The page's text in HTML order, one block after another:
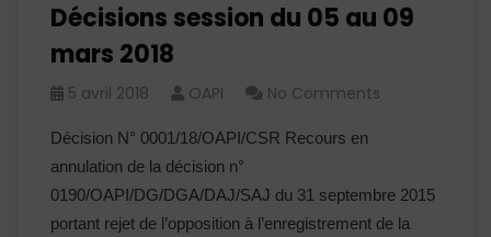
Décisions session du 05 au 09
mars 2018
5 avril 2018 OAPI No Comments
Décision N° 0001/18/OAPI/CSR Recours en
annulation de la décision n°
0190/OAPI/DG/DGA/DAJ/SAJ du 31 septembre 2015
portant rejet de l’opposition à l’enregistrement de la